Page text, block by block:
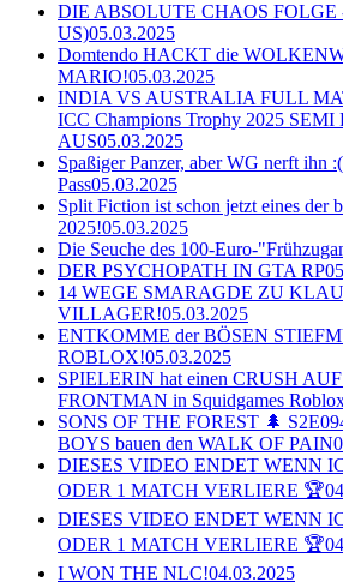
DIE ABSOLUTE CHAOS FOLGE
US)05.03.2025
Domtendo HACKT die
MARIO!05.03.2025
INDIA VS AUSTRALIA FULL
ICC Champions Trophy 2025
AUS05.03.2025
Spaßiger Panzer, aber WG nerft ihn
Pass05.03.2025
Split Fiction ist schon jetzt eines der
2025!05.03.2025
Die Seuche des 100-Euro-
DER PSYCHOPATH IN GTA RP
14 WEGE SMARAGDE ZU
VILLAGER!05.03.2025
ENTKOMME der BÖSEN
ROBLOX!05.03.2025
SPIELERIN hat einen CRUSH
FRONTMAN in Squidgames
SONS OF THE FOREST 🌲
BOYS bauen den WALK OF PAIN
DIESES VIDEO ENDET WENN
ODER 1 MATCH VERLIERE 🏆
DIESES VIDEO ENDET WENN
ODER 1 MATCH VERLIERE 🏆
I WON THE NLC!04.03.2025